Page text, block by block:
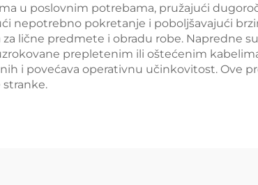
u poslovnim potrebama, pružajući
nepotrebno pokretanje i poboljšavajući
lične predmete i obradu robe. Napredne
prepletenim ili oštećenim
i povećava operativnu učinkovitost. Ove
stranke.